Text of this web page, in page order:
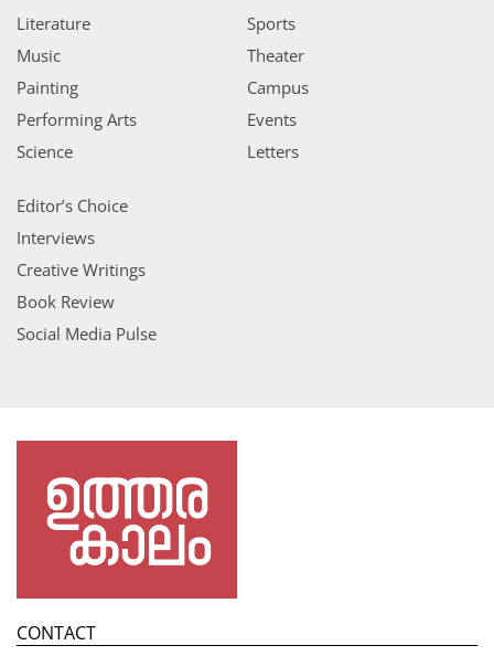
Literature
Music
Painting
Performing Arts
Science
Sports
Theater
Campus
Events
Letters
Editor’s Choice
Interviews
Creative Writings
Book Review
Social Media Pulse
CONTACT